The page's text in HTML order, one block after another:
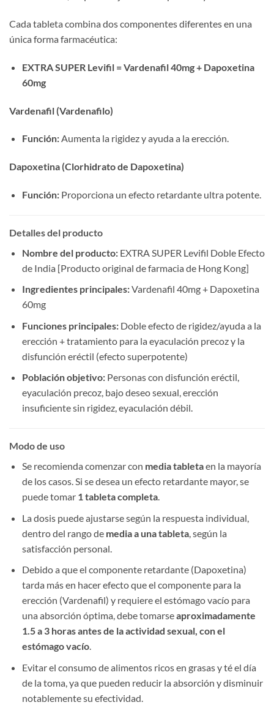
Cada tableta combina dos componentes diferentes en una
única forma farmacéutica:
EXTRA SUPER Levifil = Vardenafil 40mg + Dapoxetina
60mg
Vardenafil (Vardenafilo)​
Función:​​ Aumenta la rigidez y ayuda a la erección.
Dapoxetina (Clorhidrato de Dapoxetina)​
Función:​​ Proporciona un efecto retardante ultra potente.
Detalles del producto
Nombre del producto:​​ EXTRA SUPER Levifil Doble Efecto
de India [Producto original de farmacia de Hong Kong]
Ingredientes principales:​​ Vardenafil 40mg + Dapoxetina
60mg
Funciones principales:​​ Doble efecto de rigidez/ayuda a la
erección + tratamiento para la eyaculación precoz y la
disfunción eréctil (efecto superpotente)
Población objetivo:​​ Personas con disfunción eréctil,
eyaculación precoz, bajo deseo sexual, erección
insuficiente sin rigidez, eyaculación débil.
Modo de uso
Se recomienda comenzar con ​ media tableta​ en la mayoría
de los casos. Si se desea un efecto retardante mayor, se
puede tomar ​ 1 tableta completa.
La dosis puede ajustarse según la respuesta individual,
dentro del rango de ​ media a una tableta, según la
satisfacción personal.
Debido a que el componente retardante (Dapoxetina)
tarda más en hacer efecto que el componente para la
erección (Vardenafil) y requiere el estómago vacío para
una absorción óptima, debe tomarse ​aproximadamente
1.5 a 3 horas antes de la actividad sexual, con el
estómago vacío.
Evitar el consumo de alimentos ricos en grasas y té el día
de la toma, ya que pueden reducir la absorción y disminuir
notablemente su efectividad.